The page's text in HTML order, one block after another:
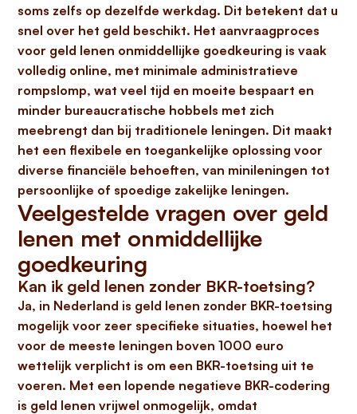
soms zelfs op dezelfde werkdag. Dit betekent dat u
snel over het geld beschikt. Het aanvraagproces
voor geld lenen onmiddellijke goedkeuring is vaak
volledig online, met minimale administratieve
rompslomp, wat veel tijd en moeite bespaart en
minder bureaucratische hobbels met zich
meebrengt dan bij traditionele leningen. Dit maakt
het een flexibele en toegankelijke oplossing voor
diverse financiële behoeften, van minileningen tot
persoonlijke of spoedige zakelijke leningen.
Veelgestelde vragen over geld
lenen met onmiddellijke
goedkeuring
Kan ik geld lenen zonder BKR-toetsing?
Ja, in Nederland is geld lenen zonder BKR-toetsing
mogelijk voor zeer specifieke situaties, hoewel het
voor de meeste leningen boven 1000 euro
wettelijk verplicht is om een BKR-toetsing uit te
voeren. Met een lopende negatieve BKR-codering
is geld lenen vrijwel onmogelijk, omdat